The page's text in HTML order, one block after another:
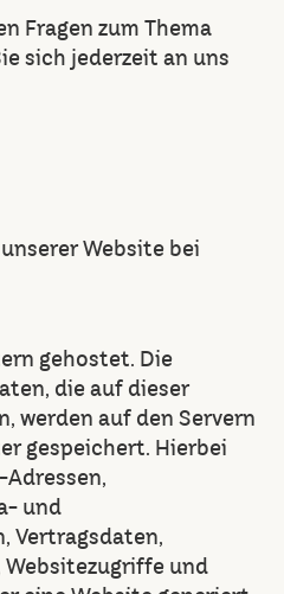
Fragen zum Thema
sich jederzeit an uns
Website bei
gehostet. Die
die auf dieser
werden auf den Servern
gespeichert. Hierbei
Adressen,
und
Vertragsdaten,
und